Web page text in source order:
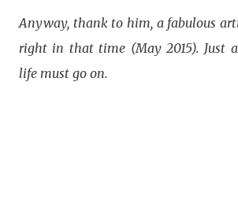
Anyway, thank to him, a fabulous
right in that time (May 2015). Just
life must go on.